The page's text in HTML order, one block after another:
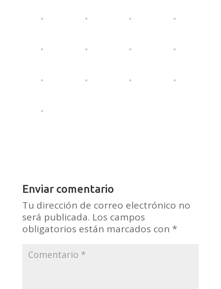
Enviar comentario
Tu dirección de correo electrónico no
será publicada. Los campos
obligatorios están marcados con *